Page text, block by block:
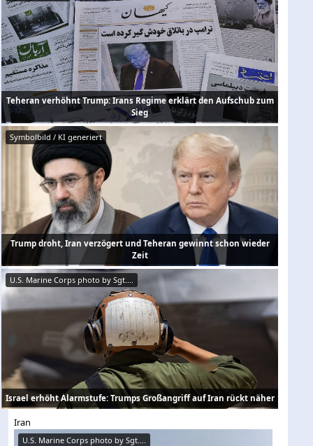
Teheran verhöhnt Trump: Irans Regime erklärt den Aufschub zum
Sieg
Symbolbild / KI generiert
Trump droht, Iran verzögert und Teheran gewinnt schon wieder
Zeit
U.S. Marine Corps photo by Sgt....
Israel erhöht Alarmstufe: Trumps Großangriff auf Iran rückt näher
Iran
U.S. Marine Corps photo by Sgt....